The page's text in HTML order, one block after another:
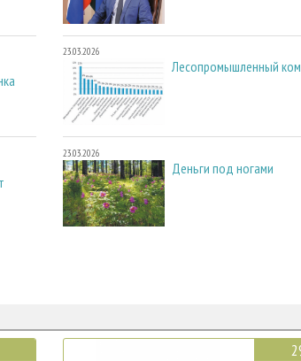
23.03.2026
Лесопромышленный
23.03.2026
Деньги под ногами